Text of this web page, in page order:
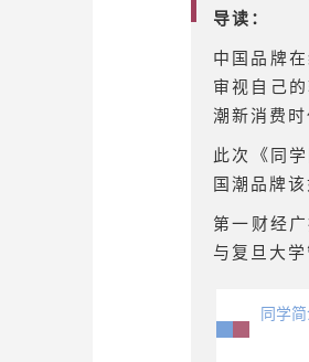
导读：
中国品牌
审视自己
潮新消费
此次《同
国潮品牌
第一财经
与复旦大
同学